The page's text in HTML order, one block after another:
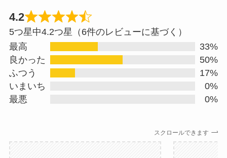
4.2
Rated
4.2
out
5つ星中4.2つ星（6件のレビューに基づく）
最高
33%
良かった
50%
ふつう
17%
いまいち
0%
最悪
0%
スクロールできます